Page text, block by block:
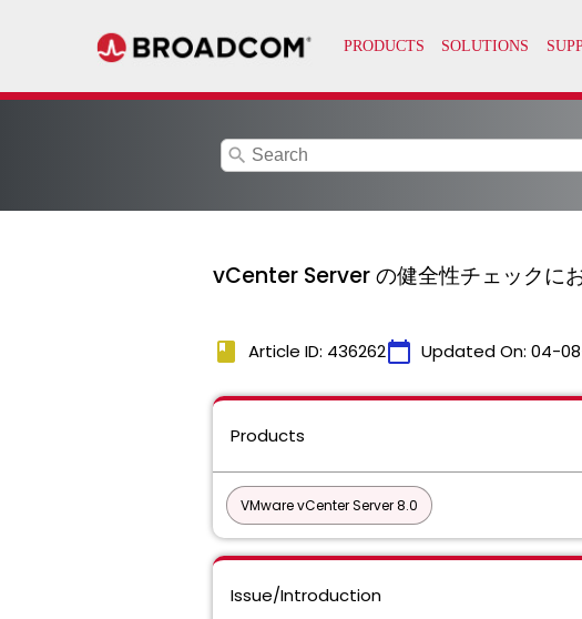
search
vCenter Server の健全性チェック
book Article ID: 436262calendar_today Updated On: 04-
Products
VMware vCenter Server 8.0
Issue/Introduction